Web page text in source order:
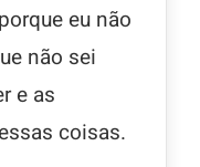
eu não
não sei
e as
coisas.